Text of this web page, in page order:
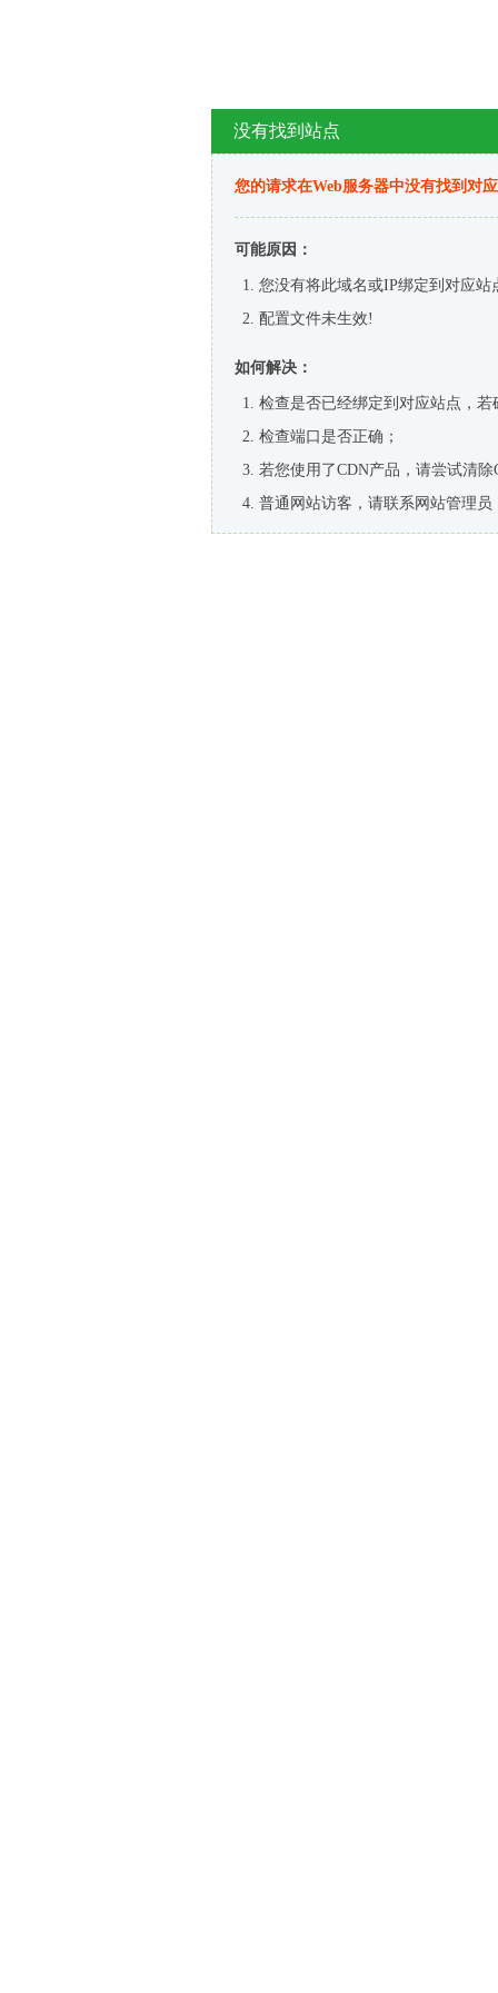
没有找到站点
您的请求在Web服务器中没有找到对
可能原因：
您没有将此域名或IP绑定到对应站
配置文件未生效!
如何解决：
检查是否已经绑定到对应站点，
检查端口是否正确；
若您使用了CDN产品，请尝试清除
普通网站访客，请联系网站管理员